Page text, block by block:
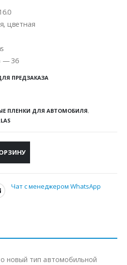
цветная
— 36
ПРЕДЗАКАЗА
ПЛЕНКИ ДЛЯ АВТОМОБИЛЯ,
Чат с менеджером WhatsApp
новый тип автомобильной